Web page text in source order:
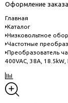
Оформление заказа
Главная
Каталог
Низковольтное
Частотные
Преобразователь
400VAC, 38A, 18.5kW,